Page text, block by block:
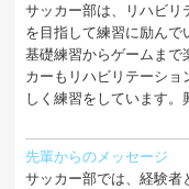
サッカー部は、リハビリ
を目指して練習に励んで
基礎練習からゲームまで
カーもリハビリテーショ
しく練習をしています。
先輩からのメッセージ
サッカー部では、経験者